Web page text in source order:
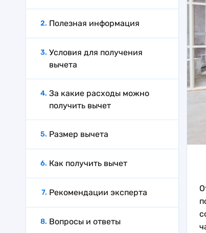
Полезная информация
Условия для получения
вычета
За какие расходы можно
получить вычет
Размер вычета
Как получить вычет
Рекомендации эксперта
Вопросы и ответы